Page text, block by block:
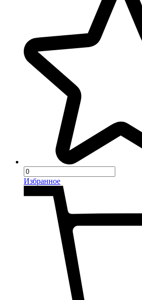
Избранное